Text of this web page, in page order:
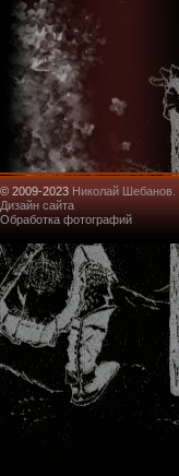
© 2009-2023 Николай
Дизайн сайта
Обработка фотографий